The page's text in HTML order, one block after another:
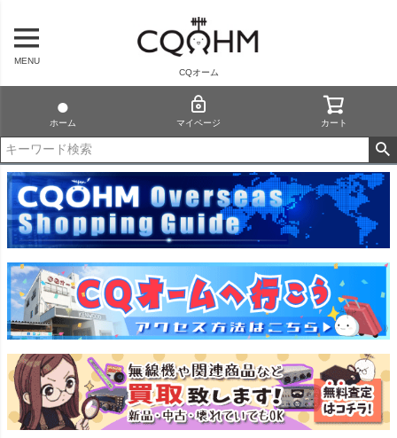
MENU
CQオーム
ホーム マイページ カート